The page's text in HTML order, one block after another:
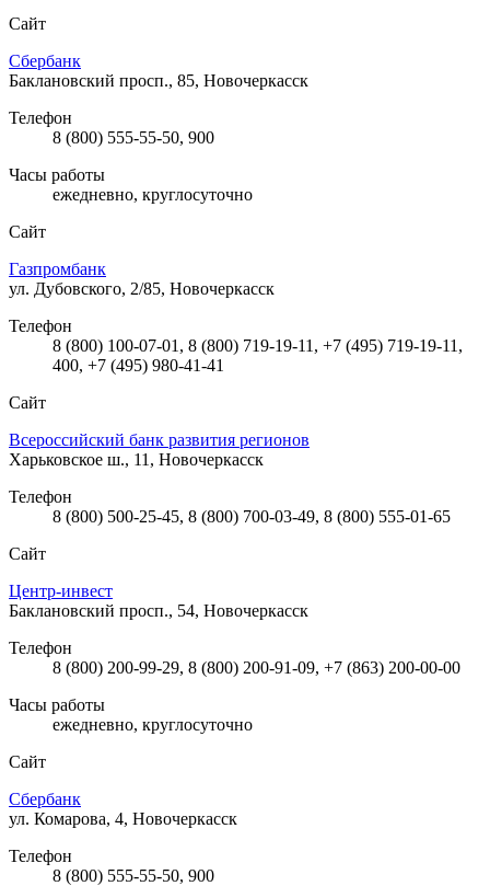
Сайт
Сбербанк
Баклановский просп., 85, Новочеркасск
Телефон
8 (800) 555-55-50, 900
Часы работы
ежедневно, круглосуточно
Сайт
Газпромбанк
ул. Дубовского, 2/85, Новочеркасск
Телефон
8 (800) 100-07-01, 8 (800) 719-19-11, +7 (495) 719-19-11,
400, +7 (495) 980-41-41
Сайт
Всероссийский банк развития регионов
Харьковское ш., 11, Новочеркасск
Телефон
8 (800) 500-25-45, 8 (800) 700-03-49, 8 (800) 555-01-65
Сайт
Центр-инвест
Баклановский просп., 54, Новочеркасск
Телефон
8 (800) 200-99-29, 8 (800) 200-91-09, +7 (863) 200-00-00
Часы работы
ежедневно, круглосуточно
Сайт
Сбербанк
ул. Комарова, 4, Новочеркасск
Телефон
8 (800) 555-55-50, 900